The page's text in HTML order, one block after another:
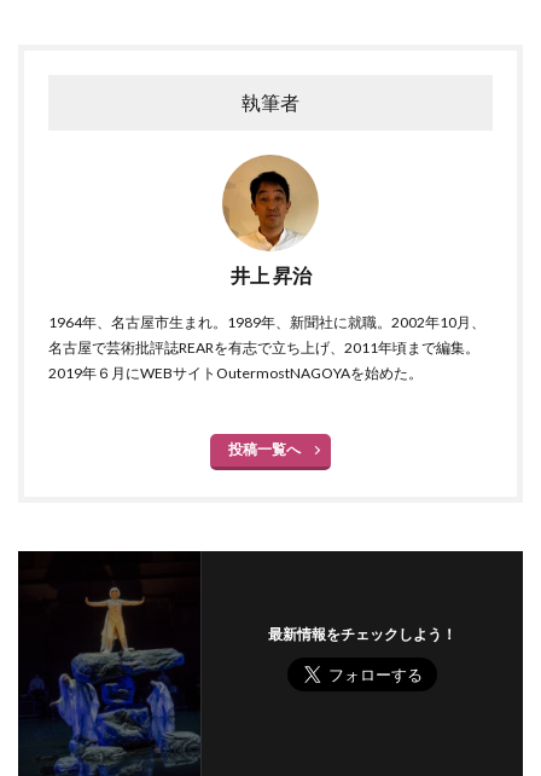
執筆者
井上 昇治
1964年、名古屋市生まれ。1989年、新聞社に就職。2002年10月、
名古屋で芸術批評誌REARを有志で立ち上げ、2011年頃まで編集。
2019年６月にWEBサイトOutermostNAGOYAを始めた。
投稿一覧へ
最新情報をチェックしよう！